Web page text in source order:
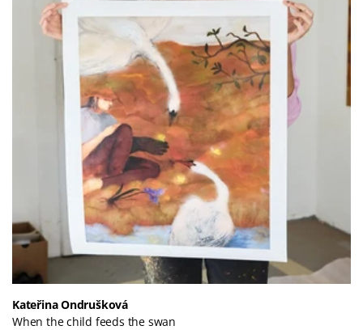
Kateřina Ondrušková
When the child feeds the swan